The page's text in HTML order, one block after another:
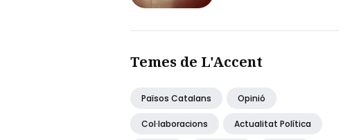
Temes de L'Accent
Països Catalans Opinió
Col·laboracions Actualitat Política